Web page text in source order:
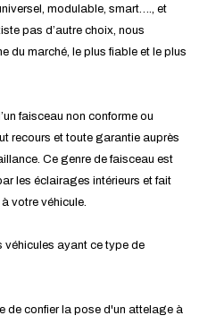
modulable, smart…., et
pas d’autre choix, nous
du marché, le plus fiable et le plus
faisceau non conforme ou
recours et toute garantie auprès
Ce genre de faisceau est
les éclairages intérieurs et fait
votre véhicule.
véhicules ayant ce type de
de confier la pose d'un attelage à